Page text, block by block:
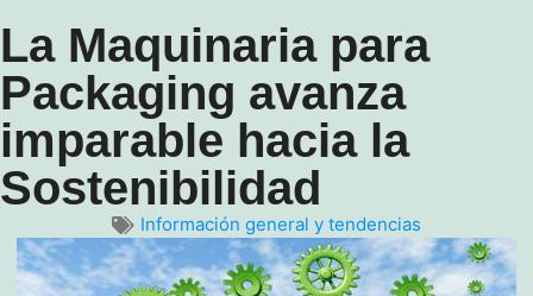
La Maquinaria para
Packaging avanza
imparable hacia la
Sostenibilidad
Información general y tendencias